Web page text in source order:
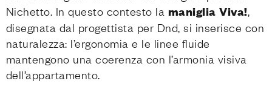
Nichetto. In questo contesto la manigliaViva!
disegnata dal progettista per Dnd, si inserisce con
naturalezza: l’ergonomia e le linee fluide
mantengono una coerenza con l’armonia visiva
dell’appartamento.